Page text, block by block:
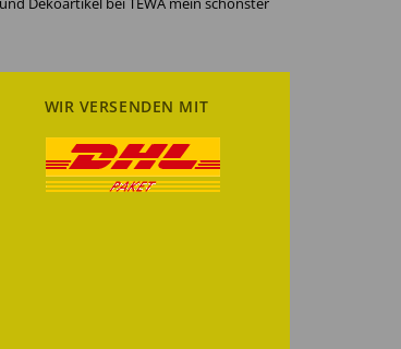
WIR VERSENDEN MIT